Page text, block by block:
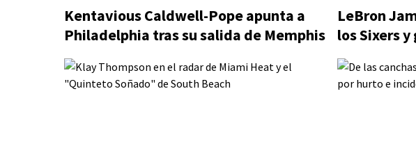
Kentavious Caldwell-Pope apunta a
Philadelphia tras su salida de Memphis
LeBron
los Sixers